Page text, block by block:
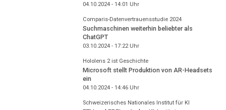
04.10.2024 - 14:01 Uhr
Comparis-Datenvertrauensstudie 2024
Suchmaschinen weiterhin beliebter als
ChatGPT
03.10.2024 - 17:22Uhr
Hololens 2 ist Geschichte
Microsoft stellt Produktion von AR-Headsets
ein
04.10.2024 - 14:46Uhr
Schweizerisches Nationales Institut für KI